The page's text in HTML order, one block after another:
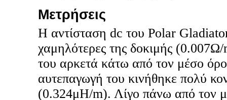
Μετρήσεις
H αντίσταση dc του Polar Gladiator
χαμηλότερες της δοκιμής
του αρκετά κάτω από τον μέσο
αυτεπαγωγή του κινήθηκε πολύ
(0.324μH/m). Λίγο πάνω από τον